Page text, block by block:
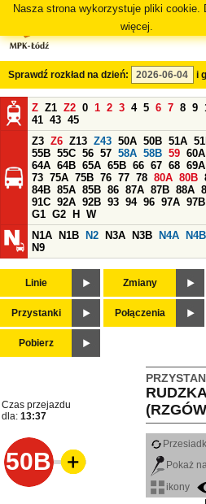
Nasza strona wykorzystuje pliki cookie.
więcej.
Sprawdź rozkład na dzień: i
Z Z1 Z2 0 1 2 3 4 5 6 7 8 9
41 43 45
Z3 Z6 Z13 Z43 50A 50B 51A
55B 55C 56 57 58A 58B 59 60A
64A 64B 65A 65B 66 67 68 69A
73 75A 75B 76 77 78 80A 80B
84B 85A 85B 86 87A 87B 88A
91C 92A 92B 93 94 96 97A 97B
G1 G2 H
W
N1A
N1B N2 N3A N3B N4A N4B
N9
Linie Zmiany
Przystanki Połączenia
Pobierz
Czas przejazdu
dla: 13:37
50B
Pokaż
ikony